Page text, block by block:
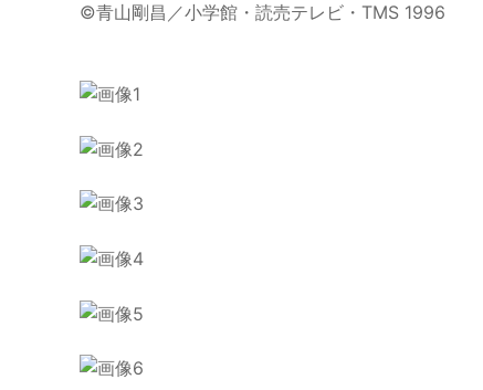
©青山剛昌／小学館・読売テレビ・TMS 1996